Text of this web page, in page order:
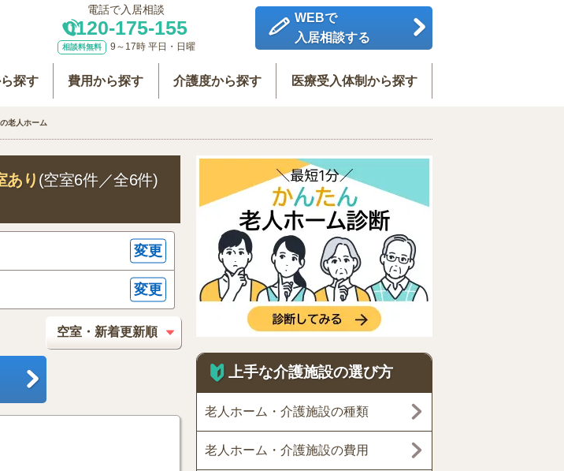
電話で入居相談
0120-175-155
相談料無料 9～17時 平日・日曜
WEBで
入居相談する
探す 費用から探す 介護度から探す 医療受入体制から探す
老人ホーム
あり (空室6件／全6件)
変更
変更
上手な介護施設の選び方
老人ホーム・介護施設の種類
老人ホーム・介護施設の費用